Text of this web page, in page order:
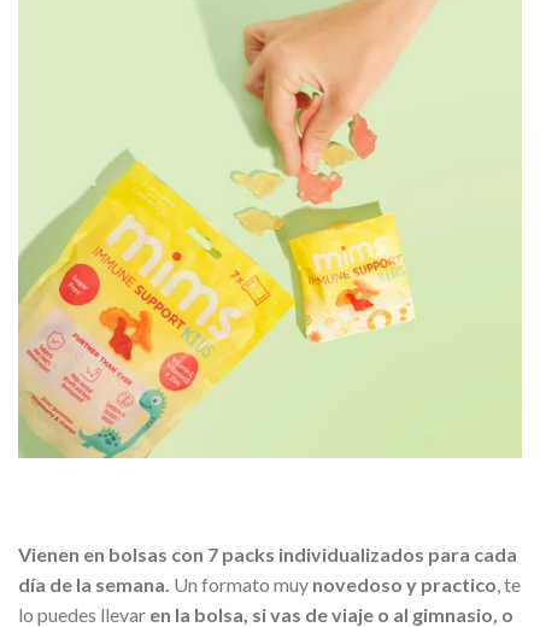
Vienen en bolsas con 7 packs individualizados para cada
día de la semana. Un formato muy novedoso y practico , te
lo puedes llevar en la bolsa, si vas de viaje o al gimnasio, o